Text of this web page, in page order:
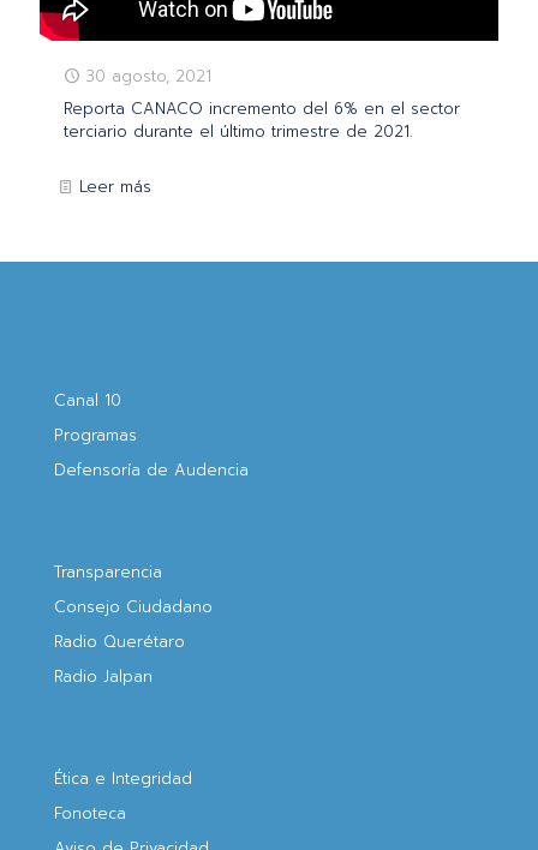
30 agosto, 2021
Reporta CANACO incremento del 6% en el sector
terciario durante el último trimestre de 2021.
Leer más
Canal 10
Programas
Defensoría de Audencia
Transparencia
Consejo Ciudadano
Radio Querétaro
Radio Jalpan
Ética e Integridad
Fonoteca